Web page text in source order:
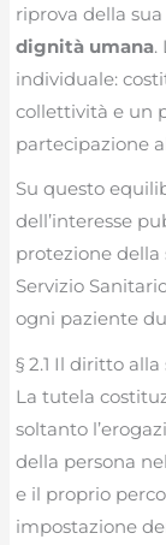
riprova della
dignità umana.
individuale:
collettività e un
partecipazione
Su questo
dell’interesse
protezione
Servizio
ogni paziente
§ 2.1 Il diritto
La tutela
soltanto
della persona
e il proprio
impostazione